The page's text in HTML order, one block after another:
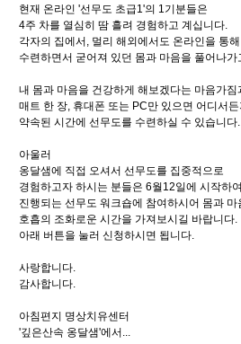
현재 온라인 '선무도 초급1'의 1기분들은
4주 차를 열심히 땀 흘려 경험하고 계십니다.
각자의 집에서, 멀리 해외에서도 온라인을 통
수련하면서 굳어져 있던 몸과 마음을 풀어나가
내 몸과 마음을 건강하게 해보겠다는 마음가짐
매트 한 장, 휴대폰 또는 PC만 있으면 어디서든
약속된 시간에 선무도를 수련하실 수 있습니다.
아울러
옹달샘에 직접 오셔서 선무도를 집중적으로
경험하고자 하시는 분들은 6월12일에 시작하
진행되는 선무도 워크숍에 참여하시어 몸과 마
호흡의 조화로운 시간을 가져보시길 바랍니다.
아래 버튼을 눌러 신청하시면 됩니다.
사랑합니다.
감사합니다.
아침편지 명상치유센터
'깊은산속 옹달샘'에서...